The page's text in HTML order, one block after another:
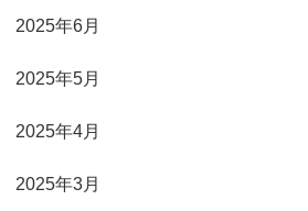
2025年6月
2025年5月
2025年4月
2025年3月